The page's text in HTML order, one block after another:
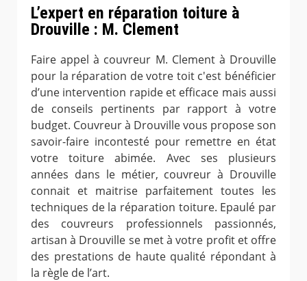
L’expert en réparation toiture à
Drouville : M. Clement
Faire appel à couvreur M. Clement à Drouville
pour la réparation de votre toit c'est bénéficier
d’une intervention rapide et efficace mais aussi
de conseils pertinents par rapport à votre
budget. Couvreur à Drouville vous propose son
savoir-faire incontesté pour remettre en état
votre toiture abimée. Avec ses plusieurs
années dans le métier, couvreur à Drouville
connait et maitrise parfaitement toutes les
techniques de la réparation toiture. Epaulé par
des couvreurs professionnels passionnés,
artisan à Drouville se met à votre profit et offre
des prestations de haute qualité répondant à
la règle de l’art.